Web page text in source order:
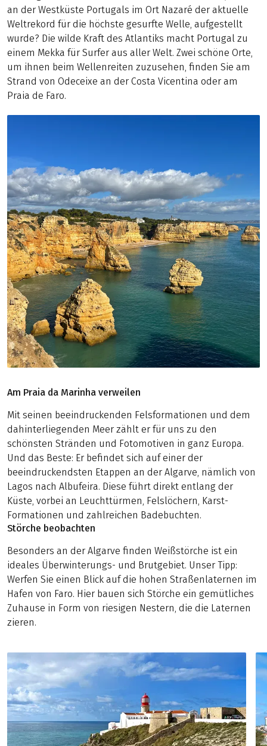
an der Westküste Portugals im Ort Nazaré der aktuelle
Weltrekord für die höchste gesurfte Welle, aufgestellt
wurde? Die wilde Kraft des Atlantiks macht Portugal zu
einem Mekka für Surfer aus aller Welt. Zwei schöne Orte,
um ihnen beim Wellenreiten zuzusehen, finden Sie am
Strand von Odeceixe an der Costa Vicentina oder am
Praia de Faro.
Am Praia da Marinha verweilen
Mit seinen beeindruckenden Felsformationen und dem
dahinterliegenden Meer zählt er für uns zu den
schönsten Stränden und Fotomotiven in ganz Europa.
Und das Beste: Er befindet sich auf einer der
beeindruckendsten Etappen an der Algarve, nämlich von
Lagos nach Albufeira. Diese führt direkt entlang der
Küste, vorbei an Leuchttürmen, Felslöchern, Karst-
Formationen und zahlreichen Badebuchten.
Störche beobachten
Besonders an der Algarve finden Weißstörche ist ein
ideales Überwinterungs- und Brutgebiet. Unser Tipp:
Werfen Sie einen Blick auf die hohen Straßenlaternen im
Hafen von Faro. Hier bauen sich Störche ein gemütliches
Zuhause in Form von riesigen Nestern, die die Laternen
zieren.